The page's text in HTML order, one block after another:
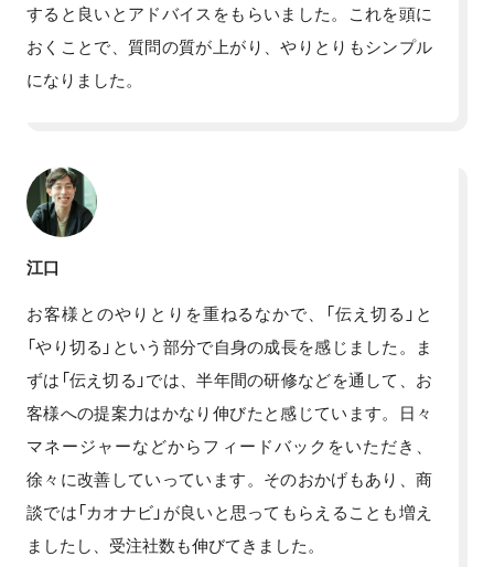
すると良いとアドバイスをもらいました。これを頭に
おくことで、質問の質が上がり、やりとりもシンプル
になりました。
江口
お客様とのやりとりを重ねるなかで、「伝え切る」と
「やり切る」という部分で自身の成長を感じました。ま
ずは「伝え切る」では、半年間の研修などを通して、お
客様への提案力はかなり伸びたと感じています。日々
マネージャーなどからフィードバックをいただき、
徐々に改善していっています。そのおかげもあり、商
談では「カオナビ」が良いと思ってもらえることも増え
ましたし、受注社数も伸びてきました。